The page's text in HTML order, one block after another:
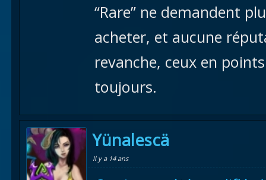
“Rare” ne demandent
acheter, et aucune
revanche, ceux en
toujours.
Yünalescä
Il y a 14 ans